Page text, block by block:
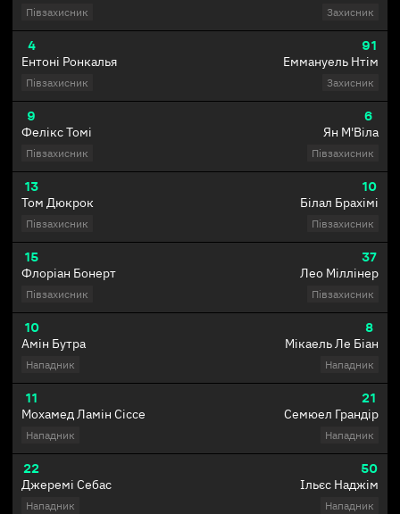
Півзахисник
4
Ентоні Ронкалья
Півзахисник
9
Фелікс Томі
Півзахисник
13
Том Дюкрок
Півзахисник
15
Флоріан Бонерт
Півзахисник
10
Амін Бутра
Нападник
11
Мохамед Ламін Сіссе
Нападник
22
Джеремі Себас
Нападник
Захисник
91
Еммануель Нтім
Захисник
6
Ян М'Віла
Півзахисник
10
Білал Брахімі
Півзахисник
37
Лео Міллінер
Півзахисник
8
Мікаель Ле Біан
Нападник
21
Семюел Грандір
Нападник
50
Ільєс Наджім
Нападник